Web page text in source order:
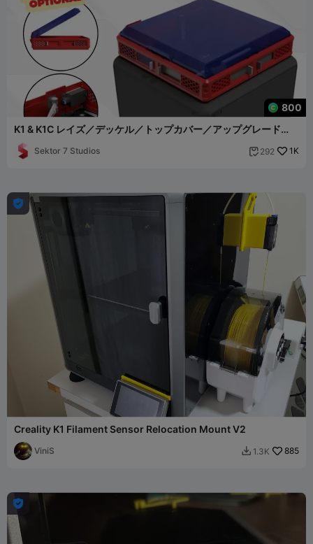
800
K1 & K1C レイズ／デッケル／トップカバー／アップグレード
Sektor 7 Studios  292 1K

Creality K1 Filament Sensor Relocation Mount V2
ViniS  1.3K 885
